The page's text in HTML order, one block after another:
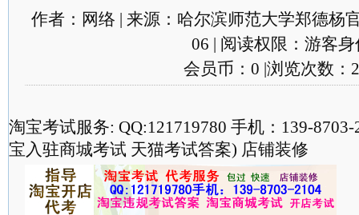
作者：网络 | 来源：哈尔滨师范大学郑德杨
06 | 阅读权限：游客身
会员币：0 |浏览次数：
淘宝考试服务: QQ:121719780 手机：139-
宝入驻商城考试 天猫考试答案) 店铺装修